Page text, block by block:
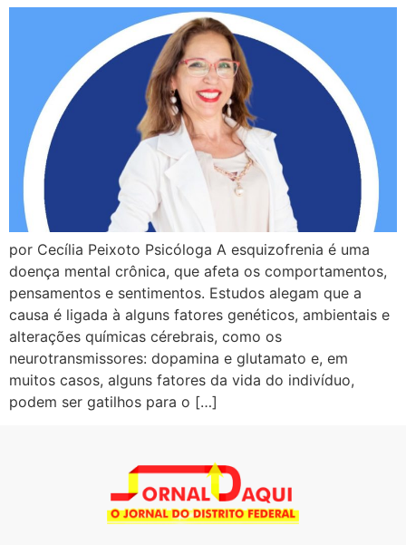
por Cecília Peixoto Psicóloga A esquizofrenia é uma
doença mental crônica, que afeta os comportamentos,
pensamentos e sentimentos. Estudos alegam que a
causa é ligada à alguns fatores genéticos, ambientais e
alterações químicas cérebrais, como os
neurotransmissores: dopamina e glutamato e, em
muitos casos, alguns fatores da vida do indivíduo,
podem ser gatilhos para o […]